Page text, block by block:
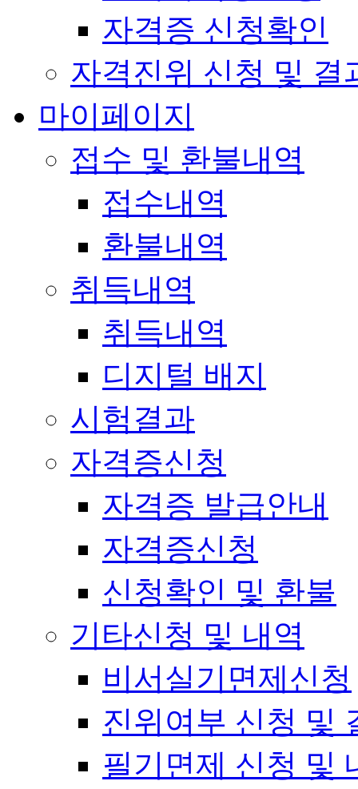
자격증 신청확인
자격진위 신청 및 결
마이페이지
접수 및 환불내역
접수내역
환불내역
취득내역
취득내역
디지털 배지
시험결과
자격증신청
자격증 발급안내
자격증신청
신청확인 및 환불
기타신청 및 내역
비서실기면제신청
진위여부 신청 및
필기면제 신청 및